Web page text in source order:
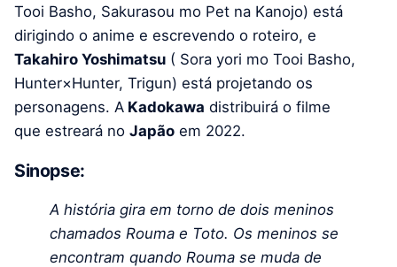
Tooi Basho, Sakurasou mo Pet na Kanojo) está
dirigindo o anime e escrevendo o roteiro, e
Takahiro Yoshimatsu ( Sora yori mo Tooi Basho,
Hunter×Hunter, Trigun) está projetando os
personagens. A Kadokawa distribuirá o filme
que estreará no Japão em 2022.
Sinopse:
A história gira em torno de dois meninos
chamados Rouma e Toto. Os meninos se
encontram quando Rouma se muda de